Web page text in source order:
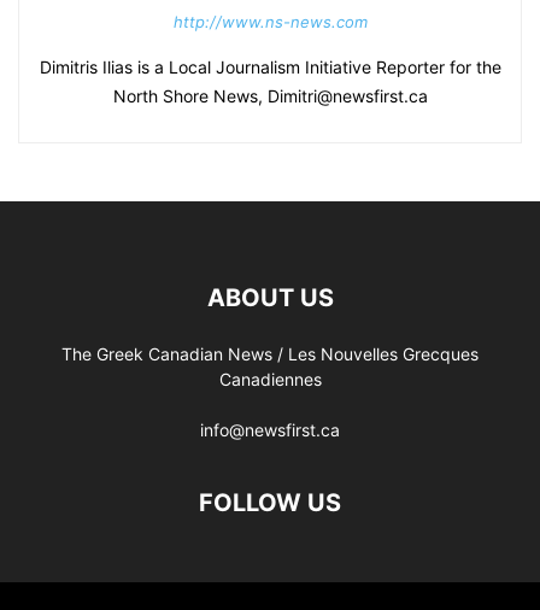
http://www.ns-news.com
Dimitris Ilias is a Local Journalism Initiative Reporter for the
North Shore News, Dimitri@newsfirst.ca
ABOUT US
The Greek Canadian News / Les Nouvelles Grecques
Canadiennes
info@newsfirst.ca
FOLLOW US